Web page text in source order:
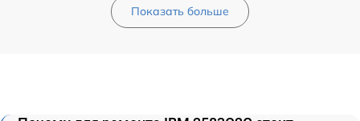
Показать больше